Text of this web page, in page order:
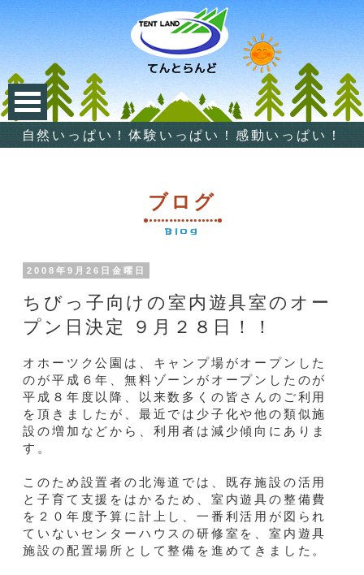
自然いっぱい！体験いっぱい！感動いっぱい！
ブログ
Blog
2008年9月26日金曜日
ちびっ子向けの室内遊具室のオー
プン日決定 ９月２８日！！
オホーツク公園は、キャンプ場がオープンした
のが平成６年、無料ゾーンがオープンしたのが
平成８年度以降、以来数多くの皆さんのご利用
を頂きましたが、最近では少子化や他の類似施
設の増加などから、利用者は減少傾向にありま
す。
このため設置者の北海道では、既存施設の活用
と子育て支援をはかるため、室内遊具の整備費
を２０年度予算に計上し、一番利活用が図られ
ていないセンターハウスの研修室を、室内遊具
施設の配置場所として整備を進めてきました。